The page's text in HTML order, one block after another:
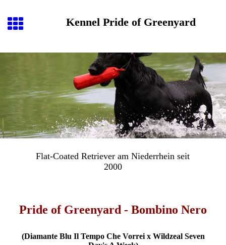
Kennel Pride of Greenyard
Flat-Coated Retriever am Niederrhein seit
2000
Pride of Greenyard - Bombino Nero
(Diamante Blu Il Tempo Che Vorrei x Wildzeal Seven